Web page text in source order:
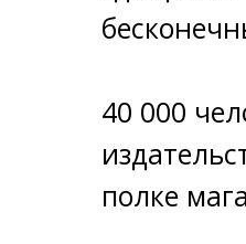
40 000
полке